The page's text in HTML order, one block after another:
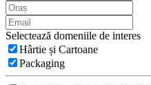
Selectează domeniile de interes
Hârtie și Cartoane
Packaging